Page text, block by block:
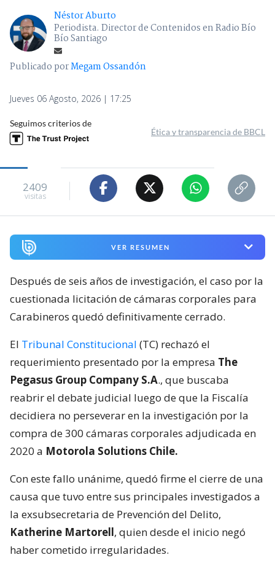
Néstor Aburto
Periodista. Director de Contenidos en Radio Bío
Bío Santiago
Publicado porMegam Ossandón
Jueves 06 Agosto, 2026 | 17:25
Seguimos criterios de
Ética y transparencia de BBCL
2409
visitas
VER RESUMEN
Después de seis años de investigación, el caso por la
cuestionada licitación de cámaras corporales para
Carabineros quedó definitivamente cerrado.
El Tribunal Constitucional (TC) rechazó el
requerimiento presentado por la empresa The
Pegasus Group Company S.A., que buscaba
reabrir el debate judicial luego de que la Fiscalía
decidiera no perseverar en la investigación por la
compra de 300 cámaras corporales adjudicada en
2020 a Motorola Solutions Chile.
Con este fallo unánime, quedó firme el cierre de una
causa que tuvo entre sus principales investigados a
la exsubsecretaria de Prevención del Delito,
Katherine Martorell, quien desde el inicio negó
haber cometido irregularidades.